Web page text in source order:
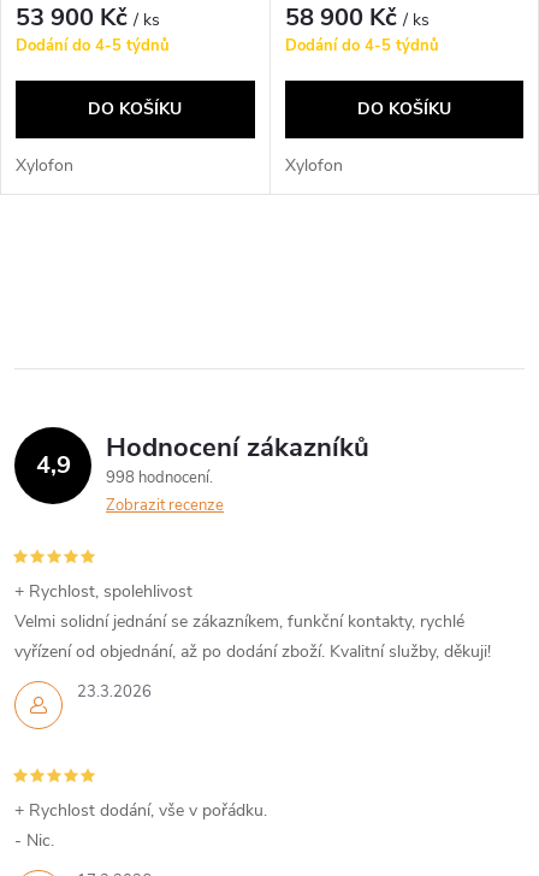
53 900 Kč/ ks
Dodání do 4-5 týdnů
DO KOŠÍKU
Xylofon
58 900 Kč/ ks
Dodání do 4-5 týdnů
DO KOŠÍKU
Xylofon
l
d
a
c
í
p
r
k
y
4,9 Hodnocení zákazníků
998 hodnocení
Zobrazit recenze
23.3.2026
+ Rychlost, spolehlivost
Velmi solidní jednání se zákazníkem, funkční kontakty, rychlé
vyřízení od objednání, až po dodání zboží. Kvalitní služby, děkuji!
+ Rychlost dodání, vše v pořádku.
- Nic.